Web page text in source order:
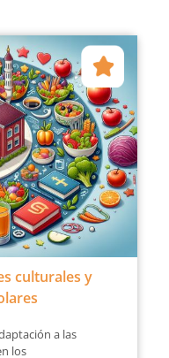
culturales y
a las
los